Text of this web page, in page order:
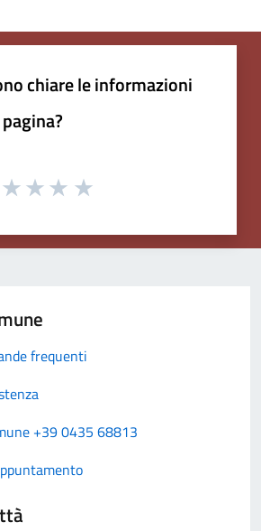
chiare le informazioni
frequenti
+39 0435 68813